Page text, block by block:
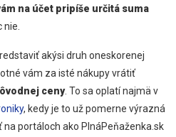
na účet pripíše určitá suma
nie.
akýsi druh oneskorenej
vám za isté nákupy vrátiť
ceny. To sa oplatí najmä v
, kedy je to už pomerne výrazná
portáloch ako PlnáPeňaženka.sk